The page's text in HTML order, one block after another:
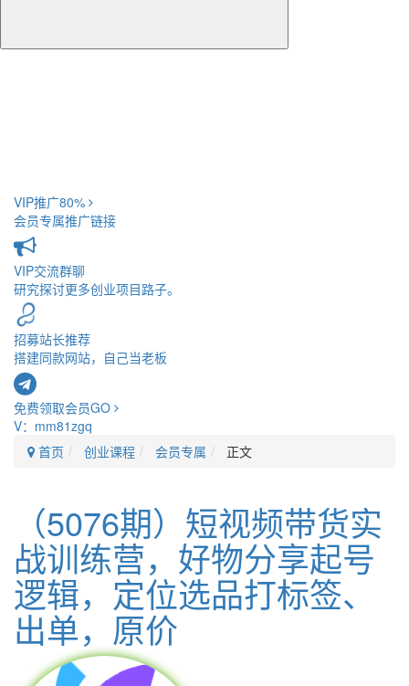
VIP推广80%
会员专属推广链接
VIP交流群聊
研究探讨更多创业项目路子。
招募站长推荐
搭建同款网站，自己当老板
免费领取会员GO
V：mm81zgq
首页
创业课程 会员专属 正文
（5076期）短视频带货实
战训练营，好物分享起号
逻辑，定位选品打标签、
出单，原价